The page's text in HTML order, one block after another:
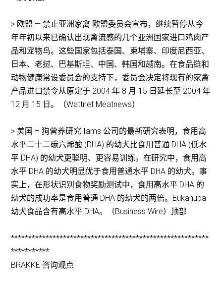
> 欧盟 — 禁止亚洲家禽 欧盟委员会宣布，继续暂停从今
年年初以来已确认出现禽流感的几个亚洲国家进口鸡肉产
品和宠物鸟。这些国家包括泰国、柬埔寨、印度尼西亚、
日本、老挝、巴基斯坦、中国、韩国和越南。在食品链和
动物健康常设委员会的支持下，委员会决定将现有的家禽
产品进口禁令从原定于 2004 年 8 月 15 日延长至 2004 年
12 月 15 日。（Wattnet Meatnews）
> 美国 – 狗营养研究 Iams 公司的最新研究表明，食用高
水平二十二碳六烯酸 (DHA) 的幼犬比食用普通 DHA (低水
平 DHA) 的幼犬更聪明、更容易训练。在研究中，食用高
水平 DHA 的幼犬明显优于食用普通水平 DHA 的幼犬。事
实上，在形状识别食物奖励测试中，食用高水平 DHA 的
幼犬的成功率是食用普通 DHA 的幼犬的两倍。Eukanuba
幼犬食品含有高水平 DHA。（Business Wire）顶部
*********************************************************
***********
BRAKKE 咨询观点